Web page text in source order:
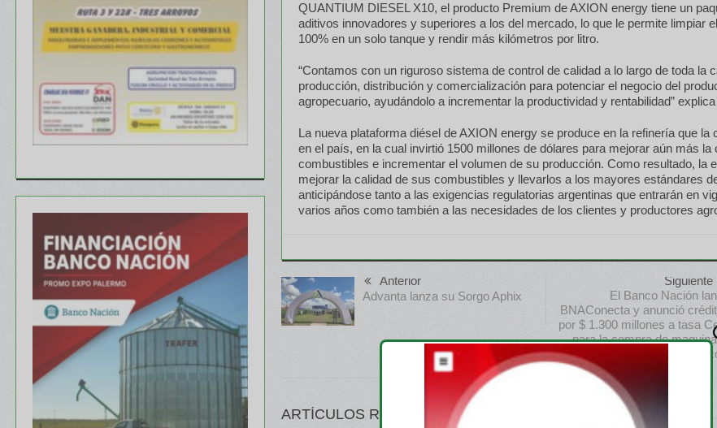
QUANTIUM DIESEL X10, el producto Premium de AXION energy tiene un
aditivos innovadores y superiores a los del mercado, lo que le permite limpiar
100% en un solo tanque y rendir más kilómetros por litro.
“Contamos con un riguroso sistema de control de calidad a lo largo de toda la
producción, distribución y comercialización para potenciar el negocio del
agropecuario, ayudándolo a incrementar la productividad y rentabilidad”
La nueva plataforma diésel de AXION energy se produce en la refinería que la
en el país, en la cual invirtió 1500 millones de dólares para mejorar aún más la
combustibles e incrementar el volumen de su producción. Como resultado, la
mejorar la calidad de sus combustibles y llevarlos a los mayores estándares
anticipándose tanto a las exigencias regulatorias argentinas que entrarán en
varios años como también a las necesidades de los clientes y productores
Anterior
Advanta lanza su Sorgo Aphix
Siguiente
El Banco Nación
BNAConecta y anunció
por $ 1.300 millones a tasa
para la compra de
ARTÍCULOS RELATIVOS